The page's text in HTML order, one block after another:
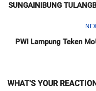
SUNGAINIBUNG
PWI Lampung Teken
WHAT'S YOUR